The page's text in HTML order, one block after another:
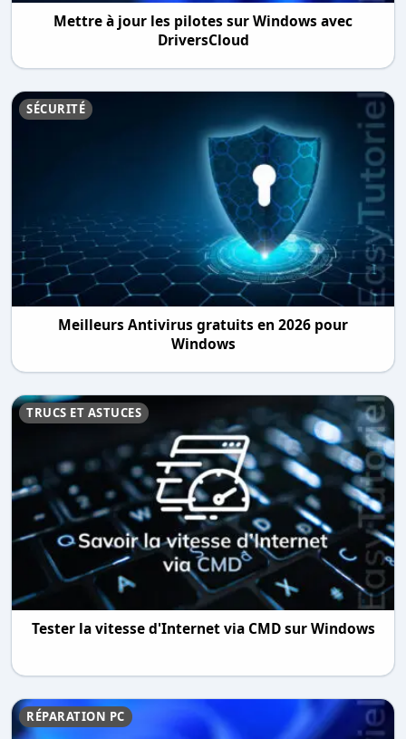
Mettre à jour les pilotes sur Windows avec
DriversCloud
SÉCURITÉ
Meilleurs Antivirus gratuits en 2026 pour
Windows
TRUCS ET ASTUCES
Tester la vitesse d'Internet via CMD sur Windows
RÉPARATION PC